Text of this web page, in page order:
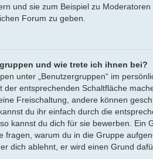
und sie zum Beispiel zu
Forum zu geben.
und wie trete ich ihnen bei?
unter „Benutzergruppen“ im
der entsprechenden Schaltfläche
Freischaltung, andere können
du ihr einfach durch die
kannst du dich für sie bewerben. Ein
fragen, warum du in die Gruppe
dich ablehnt, er wird einen Grund